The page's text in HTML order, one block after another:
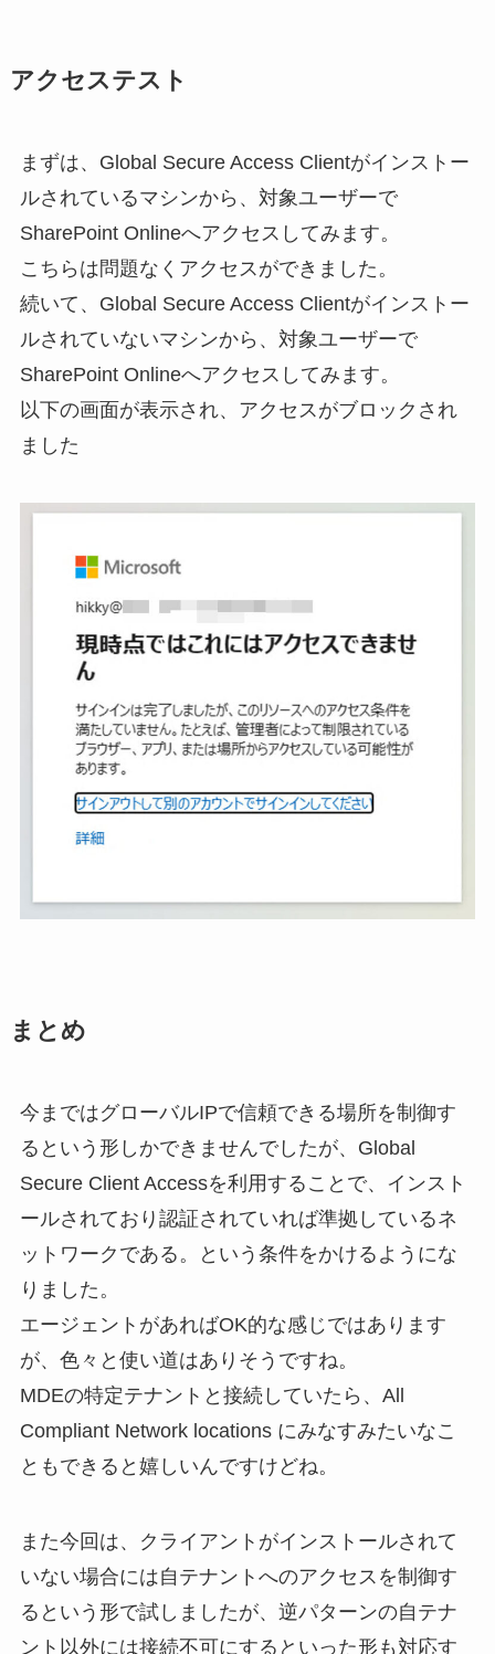
アクセステスト
まずは、Global Secure Access Clientがインストー
ルされているマシンから、対象ユーザーで
SharePoint Onlineへアクセスしてみます。
こちらは問題なくアクセスができました。
続いて、Global Secure Access Clientがインストー
ルされていないマシンから、対象ユーザーで
SharePoint Onlineへアクセスしてみます。
以下の画面が表示され、アクセスがブロックされ
ました
まとめ
今まではグローバルIPで信頼できる場所を制御す
るという形しかできませんでしたが、Global
Secure Client Accessを利用することで、インスト
ールされており認証されていれば準拠しているネ
ットワークである。という条件をかけるようにな
りました。
エージェントがあればOK的な感じではあります
が、色々と使い道はありそうですね。
MDEの特定テナントと接続していたら、All
Compliant Network locations にみなすみたいなこ
ともできると嬉しいんですけどね。
また今回は、クライアントがインストールされて
いない場合には自テナントへのアクセスを制御す
るという形で試しましたが、逆パターンの自テナ
ント以外には接続不可にするといった形も対応す